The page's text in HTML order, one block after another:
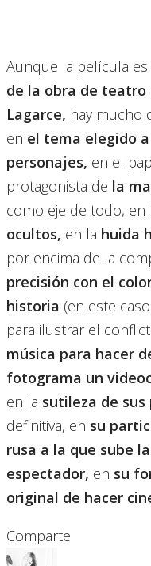
Aunque la película es
de la obra de teatro
Lagarce, hay mucho
en el tema elegido
personajes, en el
protagonista de la
como eje de todo, en
ocultos, en la huida
por encima de la
precisión con el
historia (en este
para ilustrar el
música para hacer
fotograma un
en la sutileza de sus
definitiva, en su
rusa a la que sube
espectador, en su
original de hacer
Comparte